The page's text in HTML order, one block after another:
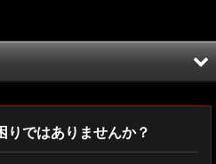
りではありませんか？